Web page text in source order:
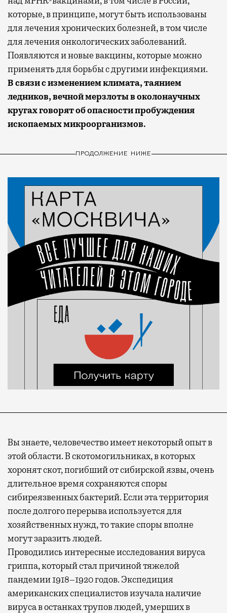
которые, в принципе, могут быть использованы
для лечения хронических болезней, в том числе
для лечения онкологических заболеваний.
Появляются и новые вакцины, которые можно
применять для борьбы с другими инфекциями.
В связи с изменением климата, таянием
ледников, вечной мерзлоты в околонаучных
кругах говорят об опасности пробуждения
ископаемых микроорганизмов.
ПРОДОЛЖЕНИЕ НИЖЕ
Вы знаете, человечество имеет некоторый опыт в
этой области. В скотомогильниках, в которых
хоронят скот, погибший от сибирской язвы, очень
длительное время сохраняются споры
сибиреязвенных бактерий. Если эта территория
после долгого перерыва используется для
хозяйственных нужд, то такие споры вполне
могут заразить людей.
Проводились интересные исследования вируса
гриппа, который стал причиной тяжелой
пандемии 1918–1920 годов. Экспедиция
американских специалистов изучала наличие
вируса в останках трупов людей, умерших в